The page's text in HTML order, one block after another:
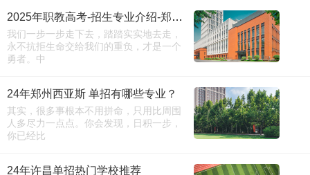
2025年职教高考-招生专业介绍-郑州电力产融校区-（建议收藏）
我们一步一步走下去，踏踏实实地去走，
永不抗拒生命交给我们的重负，才是一个
勇者。中
24年郑州西亚斯 单招有哪些专业？
其实，很多事根本不用拼命，只用比周围
人多尽力一点点。你会发现，日积一步，
你已经比
24年许昌单招热门学校推荐